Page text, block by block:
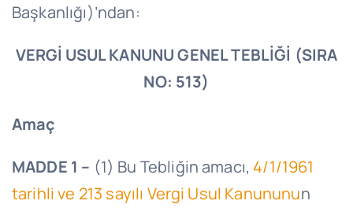
Başkanlığı)’ndan:
VERGİ USUL KANUNU GENEL TEBLİĞİ (SIRA
NO: 513)
Amaç
MADDE 1 – (1) Bu Tebliğin amacı, 4/1/1961
tarihli ve 213 sayılı Vergi Usul Kanununun